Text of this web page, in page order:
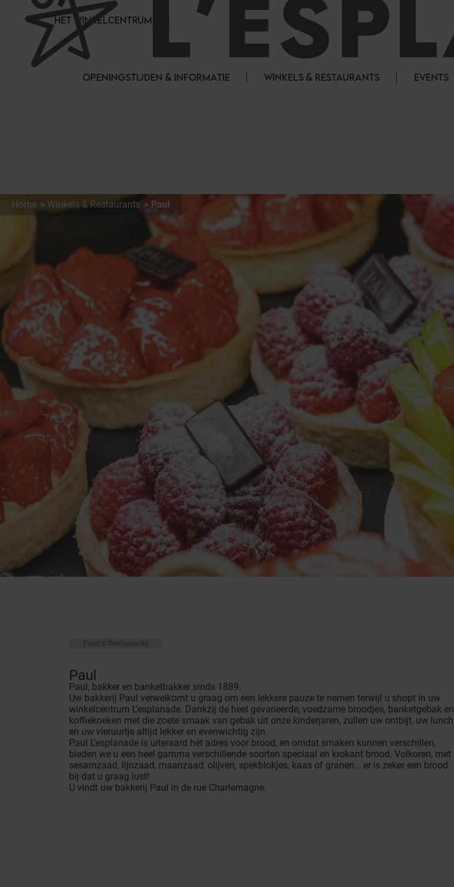
HET WINKELCENTRUM
OPENINGSTIJDEN & INFORMATIE WINKELS & RESTAURANTS EVENTS
Home Winkels & Restaurants Paul
Food & Restaurants
Paul
Paul, bakker en banketbakker sinds 1889.
Uw bakkerij Paul verwelkomt u graag om een lekkere pauze te nemen terwijl u shopt in uw
winkelcentrum L’esplanade. Dankzij de heel gevarieerde, voedzame broodjes, banketgebak en
koffiekoeken met die zoete smaak van gebak uit onze kinderjaren, zullen uw ontbijt, uw lunch
en uw vieruurtje altijd lekker en evenwichtig zijn.
Paul L’esplanade is uiteraard hét adres voor brood, en omdat smaken kunnen verschillen,
bieden we u een heel gamma verschillende soorten speciaal en krokant brood. Volkoren, met
sesamzaad, lijnzaad, maanzaad, olijven, spekblokjes, kaas of granen… er is zeker een brood
bij dat u graag lust!
U vindt uw bakkerij Paul in de rue Charlemagne.
Cookies beheer paneel